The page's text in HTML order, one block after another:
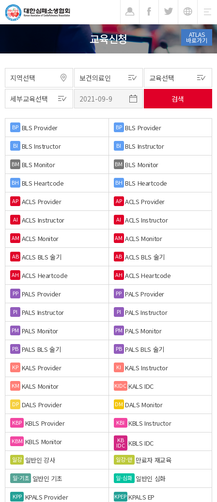
ATLAS
바로가기
교육신청
BP BLS Provider BP BLS Provider
BI BLS Instructor BI BLS Instructor
BM BLS Monitor BM BLS Monitor
BH BLS Heartcode BH BLS Heartcode
AP ACLS Provider AP ACLS Provider
AI ACLS Instructor AI ACLS Instructor
AM ACLS Monitor AM ACLS Monitor
AB ACLS BLS 술기 AB ACLS BLS 술기
AH ACLS Heartcode AH ACLS Heartcode
PP PALS Provider PP PALS Provider
PI PALS Instructor PI PALS Instructor
PM PALS Monitor PM PALS Monitor
PB PALS BLS 술기 PB PALS BLS 술기
KP KALS Provider KI KALS Instructor
KM KALS Monitor KIDC KALS IDC
DP DALS Provider DM DALS Monitor
KBP KBLS Provider KBI KBLS Instructor
KBM KBLS Monitor KB
IDC KBLS IDC
일강 일반인 강사 일강-만 만료자 재교육
일-기초 일반인 기초 일-심화 일반인 심화
KPP KPALS Provider KPEP KPALS EP